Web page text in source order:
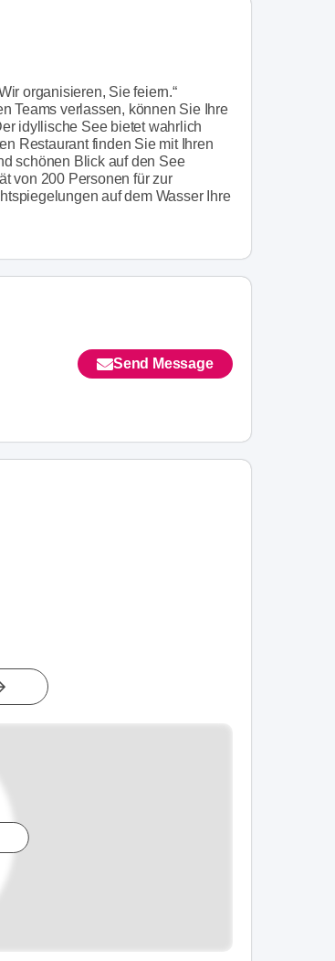
organisieren, Sie feiern.“
Teams verlassen, können Sie Ihre
idyllische See bietet wahrlich
Restaurant finden Sie mit Ihren
schönen Blick auf den See
von 200 Personen für zur
auf dem Wasser Ihre
Send Message